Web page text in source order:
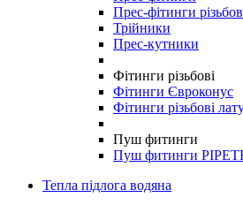
Прес-фітинги
Трійники
Прес-кутники
Фітинги різьбові
Фітинги Євроконус
Фітинги різьбові
Пуш фитинги
Пуш фитинги
Тепла підлога водяна